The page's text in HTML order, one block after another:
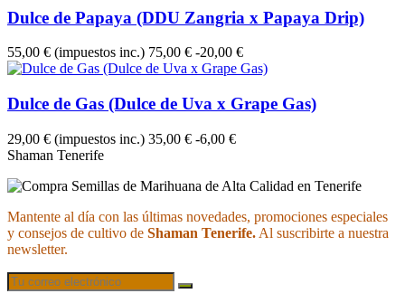
Dulce de Papaya (DDU Zangria x Papaya Drip)
55,00 € (impuestos inc.) 75,00 € -20,00 €
Dulce de Gas (Dulce de Uva x Grape Gas)
29,00 € (impuestos inc.) 35,00 € -6,00 €
Shaman Tenerife
Mantente al día con las últimas novedades, promociones especiales
y consejos de cultivo de Shaman Tenerife. Al suscribirte a nuestra
newsletter.